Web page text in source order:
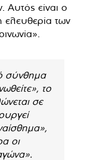
είναι ο
ελευθερία των
σύνθημα
το
σε
οι